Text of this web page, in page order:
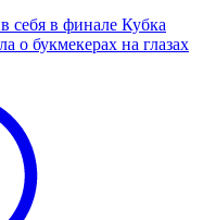
себя в финале Кубка
о букмекерах на глазах